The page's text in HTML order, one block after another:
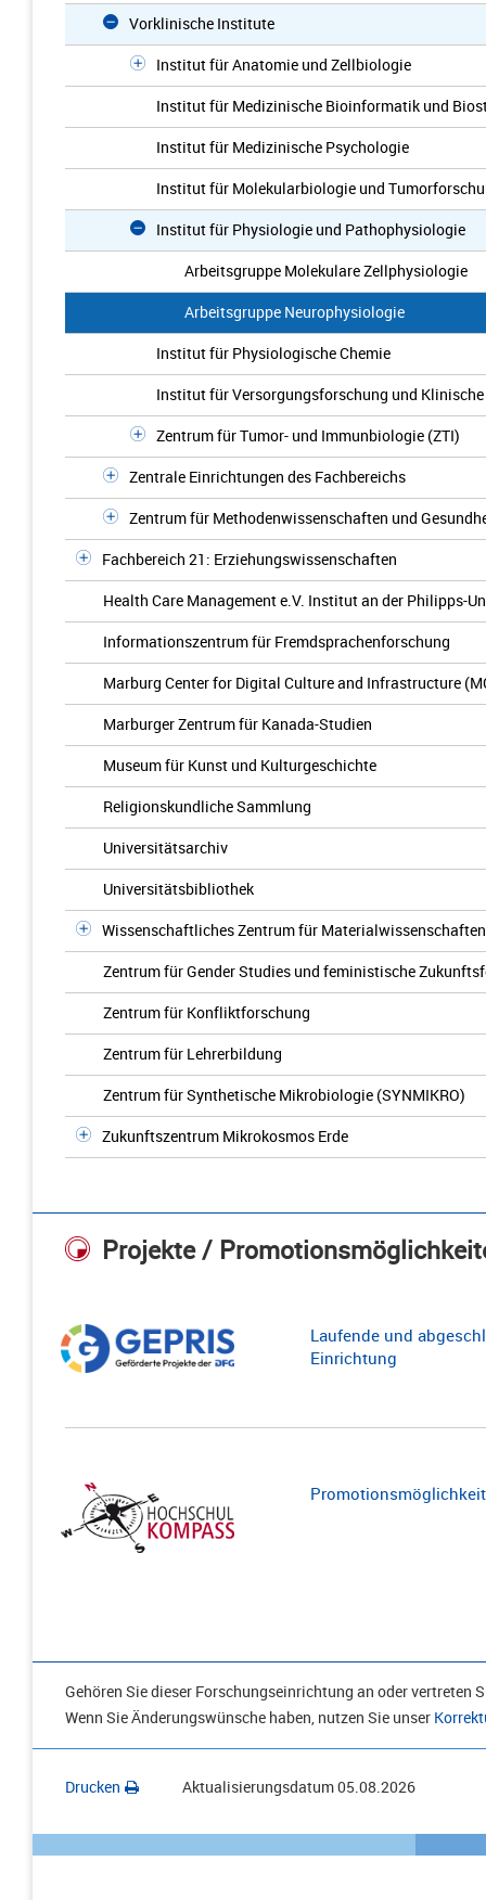
Vorklinische Institute
Institut für Anatomie und Zellbiologie
Institut für Medizinische Bioinformatik und
Institut für Medizinische Psychologie
Institut für Molekularbiologie und
Institut für Physiologie und Pathophysiologie
Arbeitsgruppe Molekulare Zellphysiologie
Arbeitsgruppe Neurophysiologie
Institut für Physiologische Chemie
Institut für Versorgungsforschung und
Zentrum für Tumor- und Immunbiologie (ZTI)
Zentrale Einrichtungen des Fachbereichs
Zentrum für Methodenwissenschaften und
Fachbereich 21: Erziehungswissenschaften
Health Care Management e.V. Institut an der Philipps-
Informationszentrum für Fremdsprachenforschung
Marburg Center for Digital Culture and Infrastructure
Marburger Zentrum für Kanada-Studien
Museum für Kunst und Kulturgeschichte
Religionskundliche Sammlung
Universitätsarchiv
Universitätsbibliothek
Wissenschaftliches Zentrum für Materialwissenschaften
Zentrum für Gender Studies und feministische
Zentrum für Konfliktforschung
Zentrum für Lehrerbildung
Zentrum für Synthetische Mikrobiologie (SYNMIKRO)
Zukunftszentrum Mikrokosmos Erde
Projekte /
Laufende und
Einrichtung
Gehören Sie dieser Forschungseinrichtung an oder vertreten
Wenn Sie Änderungswünsche haben, nutzen Sie unser
Drucken Aktualisierungsdatum05.08.2026